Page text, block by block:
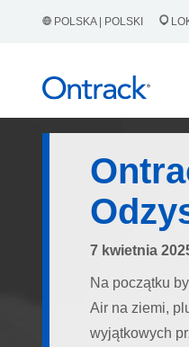
POLSKA | POLSKI
7 kwietnia
Na początku
Air na ziemi,
wyjątkowych